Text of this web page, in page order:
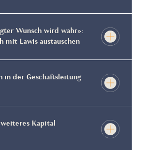
Wunsch wird wahr»:
mit Lawis austauschen
in der Geschäftsleitung
Kapital